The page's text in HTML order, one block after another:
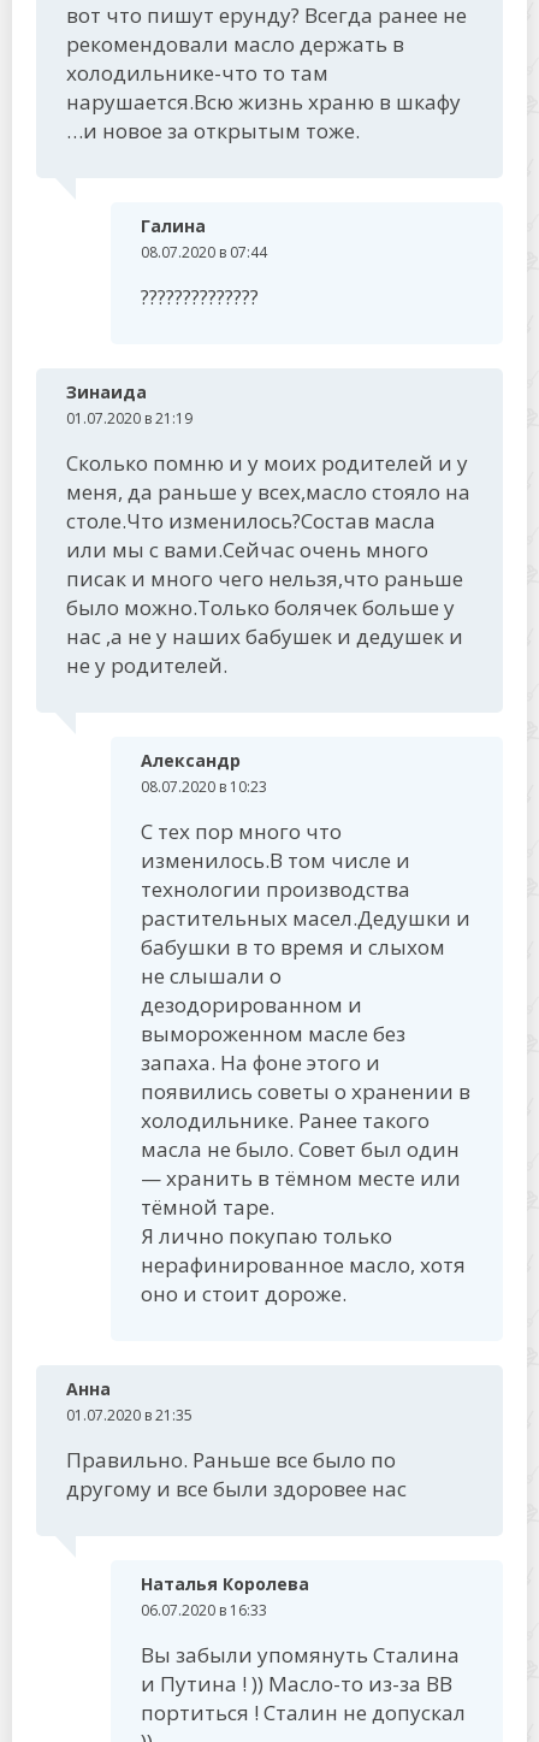
вот что пишут ерунду? Всегда ранее не
рекомендовали масло держать в
холодильнике-что то там
нарушается.Всю жизнь храню в шкафу
…и новое за открытым тоже.
Галина
08.07.2020 в 07:44
??????????????
Зинаида
01.07.2020 в 21:19
Сколько помню и у моих родителей и у
меня, да раньше у всех,масло стояло на
столе.Что изменилось?Состав масла
или мы с вами.Сейчас очень много
писак и много чего нельзя,что раньше
было можно.Только болячек больше у
нас ,а не у наших бабушек и дедушек и
не у родителей.
Александр
08.07.2020 в 10:23
С тех пор много что
изменилось.В том числе и
технологии производства
растительных масел.Дедушки и
бабушки в то время и слыхом
не слышали о
дезодорированном и
вымороженном масле без
запаха. На фоне этого и
появились советы о хранении в
холодильнике. Ранее такого
масла не было. Совет был один
— хранить в тёмном месте или
тёмной таре.
Я лично покупаю только
нерафинированное масло, хотя
оно и стоит дороже.
Анна
01.07.2020 в 21:35
Правильно. Раньше все было по
другому и все были здоровее нас
Наталья Королева
06.07.2020 в 16:33
Вы забыли упомянуть Сталина
и Путина ! )) Масло-то из-за ВВ
портиться ! Сталин не допускал